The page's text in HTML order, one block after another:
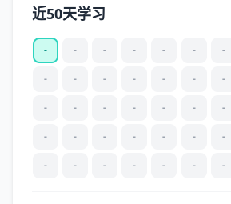
近50天学习
- - - - - - -
- - - - - - -
- - - - - - -
- - - - - - -
- - - - - - -